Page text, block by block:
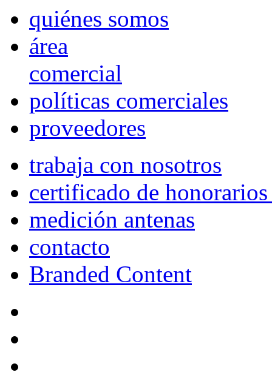
quiénes somos
área
comercial
políticas comerciales
proveedores
trabaja con nosotros
certificado de
medición antenas
contacto
Branded Content